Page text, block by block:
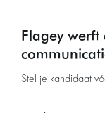
Flagey
Stel je kandidaat